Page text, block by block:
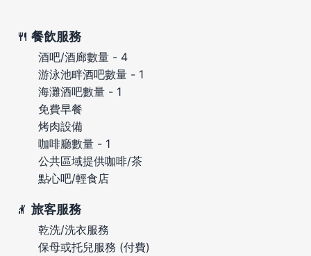
餐飲服務
酒吧/酒廊數量 - 4
游泳池畔酒吧數量 - 1
海灘酒吧數量 - 1
免費早餐
烤肉設備
咖啡廳數量 - 1
公共區域提供咖啡/茶
點心吧/輕食店
旅客服務
乾洗/洗衣服務
保母或托兒服務 (付費)